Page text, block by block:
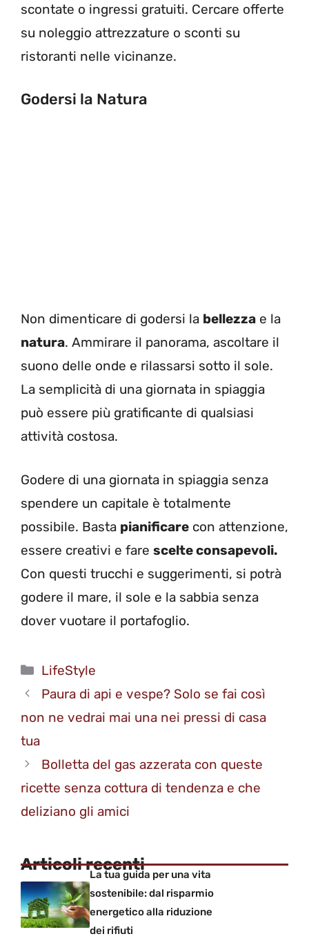
scontate o ingressi gratuiti. Cercare offerte
su noleggio attrezzature o sconti su
ristoranti nelle vicinanze.
Godersi la Natura
Non dimenticare di godersi la bellezza e la
natura. Ammirare il panorama, ascoltare il
suono delle onde e rilassarsi sotto il sole.
La semplicità di una giornata in spiaggia
può essere più gratificante di qualsiasi
attività costosa.
Godere di una giornata in spiaggia senza
spendere un capitale è totalmente
possibile. Basta pianificare con attenzione,
essere creativi e fare scelte consapevoli.
Con questi trucchi e suggerimenti, si potrà
godere il mare, il sole e la sabbia senza
dover vuotare il portafoglio.
Categorie
LifeStyle
Paura di api e vespe? Solo se fai così
non ne vedrai mai una nei pressi di casa
tua
Bolletta del gas azzerata con queste
ricette senza cottura di tendenza e che
deliziano gli amici
Articoli recenti
La tua guida per una vita
sostenibile: dal risparmio
energetico alla riduzione
dei rifiuti